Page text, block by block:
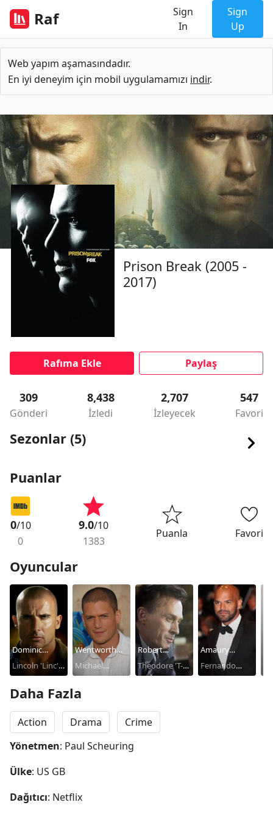
Raf
Sign
In
Sign
Up
Web yapım aşamasındadır.
En iyi deneyim için mobil uygulamamızı indir.
Prison Break (2005 -
2017)
Rafıma Ekle Paylaş
309
Gönderi
8,438
İzledi
2,707
İzleyecek
547
Favori
Sezonlar (5)
Puanlar
0/10
0
9.0/10
1383
Puanla Favori
Oyuncular
Dominic
Purcell
Lincoln 'Linc'
Wentworth
Miller
Michael
Robert
Knepper
Theodore 'T-
Amaury
Nolasco
Fernando
Daha Fazla
Action Drama
Crime
Yönetmen: Paul Scheuring
Ülke: US GB
Dağıtıcı: Netflix